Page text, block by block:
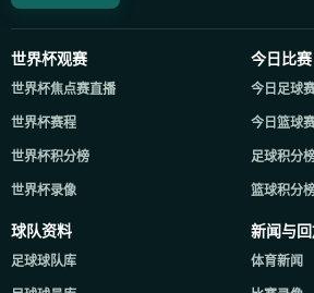
世界杯观赛
世界杯焦点赛直播
世界杯赛程
世界杯积分榜
世界杯录像
今日比赛
今日足球
今日篮球
足球积分
篮球积分
球队资料
足球球队库
新闻与
体育新闻